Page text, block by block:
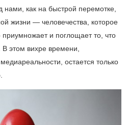
как на быстрой перемотке,
жизни — человечества, которое
и поглощает то, что
этом вихре времени,
остается только